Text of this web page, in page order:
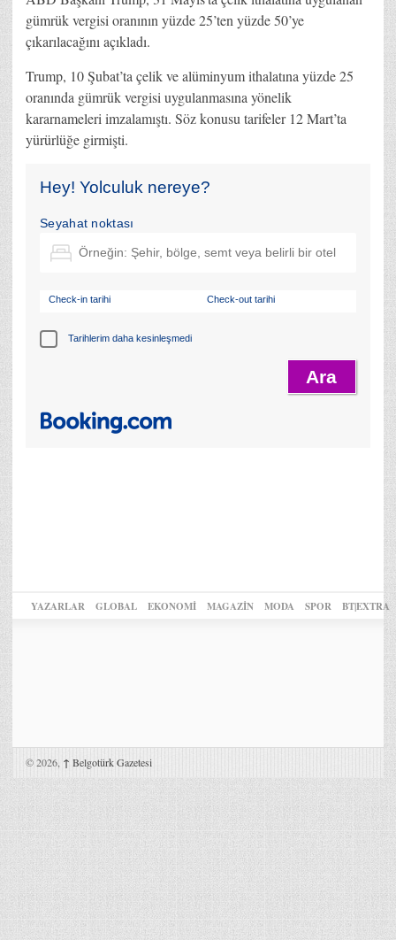
gümrük vergisi oranının yüzde 25’ten yüzde 50’ye
çıkarılacağını açıkladı.
Trump, 10 Şubat’ta çelik ve alüminyum ithalatına yüzde 25
oranında gümrük vergisi uygulanmasına yönelik
kararnameleri imzalamıştı. Söz konusu tarifeler 12 Mart’ta
yürürlüğe girmişti.
Hey! Yolculuk nereye?
Seyahat noktası
Check-in tarihi Check-out tarihi
Tarihlerim daha kesinleşmedi
YAZARLAR GLOBAL EKONOMİ MAGAZİN MODA SPOR BT|EXTRA
© 2026, ↑ Belgotürk Gazetesi